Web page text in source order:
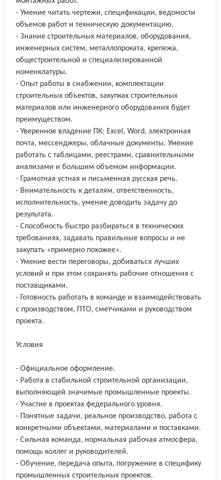
- Умение читать чертежи, спецификации, ведомости
объемов работ и техническую документацию.
- Знание строительных материалов, оборудования,
инженерных систем, металлопроката, крепежа,
общестроительной и специализированной
номенклатуры.
- Опыт работы в снабжении, комплектации
строительных объектов, закупках строительных
материалов или инженерного оборудования будет
преимуществом.
- Уверенное владение ПК: Excel, Word, электронная
почта, мессенджеры, облачные документы. Умение
работать с таблицами, реестрами, сравнительными
анализами и большим объемом информации.
- Грамотная устная и письменная русская речь.
- Внимательность к деталям, ответственность,
исполнительность, умение доводить задачу до
результата.
- Способность быстро разбираться в технических
требованиях, задавать правильные вопросы и не
закупать «примерно похожее».
- Умение вести переговоры, добиваться лучших
условий и при этом сохранять рабочие отношения с
поставщиками.
- Готовность работать в команде и взаимодействовать
с производством, ПТО, сметчиками и руководством
проекта.
Условия
- Официальное оформление.
- Работа в стабильной строительной организации,
выполняющей значимые промышленные проекты.
- Участие в проектах федерального уровня.
- Понятные задачи, реальное производство, работа с
конкретными объектами, материалами и поставками.
- Сильная команда, нормальная рабочая атмосфера,
помощь коллег и руководителей.
- Обучение, передача опыта, погружение в специфику
промышленных строительных проектов.